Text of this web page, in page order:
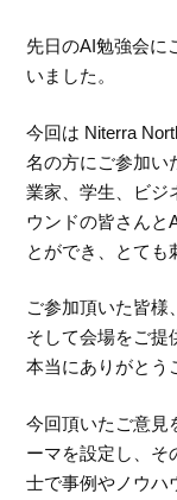
先日のAI勉強会に
いました。
今回は Niterra
名の方にご参加い
業家、学生、ビジ
ウンドの皆さんと
とができ、とても
ご参加頂いた皆様
そして会場をご提
本当にありがとう
今回頂いたご意見
ーマを設定し、そ
士で事例やノウハ